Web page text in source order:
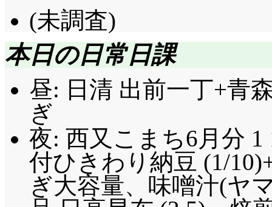
(未調査)
本日の日常日課
昼: 日清 出前一丁+青
ぎ
夜: 西又こまち6月分
付ひきわり納豆 (1/
ぎ大容量、味噌汁(ヤ